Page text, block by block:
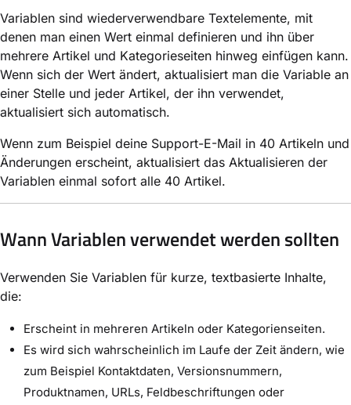
Variablen sind wiederverwendbare Textelemente, mit
denen man einen Wert einmal definieren und ihn über
mehrere Artikel und Kategorieseiten hinweg einfügen kann.
Wenn sich der Wert ändert, aktualisiert man die Variable an
einer Stelle und jeder Artikel, der ihn verwendet,
aktualisiert sich automatisch.
Wenn zum Beispiel deine Support-E-Mail in 40 Artikeln und
Änderungen erscheint, aktualisiert das Aktualisieren der
Variablen einmal sofort alle 40 Artikel.
Wann Variablen verwendet werden sollten
Verwenden Sie Variablen für kurze, textbasierte Inhalte,
die:
Erscheint in mehreren Artikeln oder Kategorienseiten.
Es wird sich wahrscheinlich im Laufe der Zeit ändern, wie
zum Beispiel Kontaktdaten, Versionsnummern,
Produktnamen, URLs, Feldbeschriftungen oder